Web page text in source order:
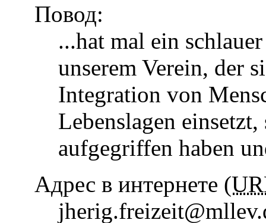
Повод:
...hat mal ein
unserem Verein, der
Integration von
Lebenslagen
aufgegriffen haben
Адрес в интернете (